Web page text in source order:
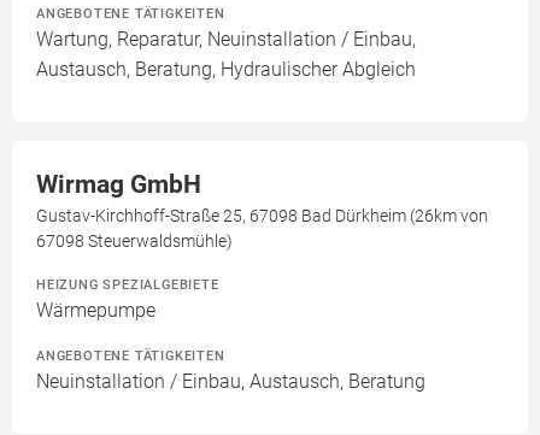
ANGEBOTENE TÄTIGKEITEN
Wartung, Reparatur, Neuinstallation / Einbau,
Austausch, Beratung, Hydraulischer Abgleich
Wirmag GmbH
Gustav-Kirchhoff-Straße 25, 67098 Bad Dürkheim (26km von
67098 Steuerwaldsmühle)
HEIZUNG SPEZIALGEBIETE
Wärmepumpe
ANGEBOTENE TÄTIGKEITEN
Neuinstallation / Einbau, Austausch, Beratung